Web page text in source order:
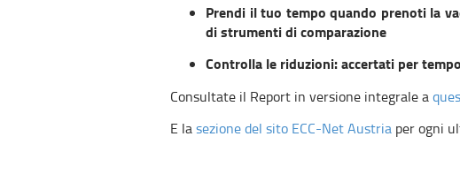
Prendi il tuo tempo quando prenoti la
di strumenti di comparazione
Controlla le riduzioni: accertati per
Consultate il Report in versione integrale a
E lasezione del sito ECC-Net Austria per ogni